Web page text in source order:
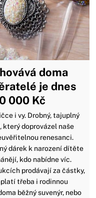
doma
je dnes
000 Kč
i vy. Drobný, tajuplný
který doprovázel naše
renesanci.
dárek k narození dítěte
kdo nabídne víc.
prodávají za částky,
třeba i rodinnou
běžný suvenýr, nebo